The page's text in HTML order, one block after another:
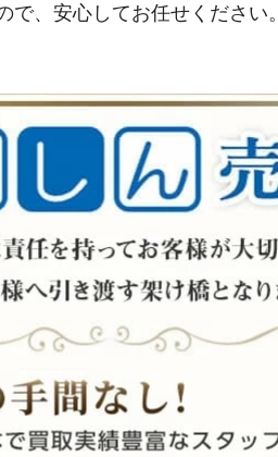
、安心してお任せください。